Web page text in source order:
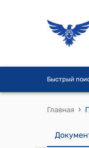
Быстрый
Главная ›